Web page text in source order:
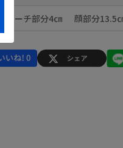
ポーチ部分4㎝ 顔部分13.5